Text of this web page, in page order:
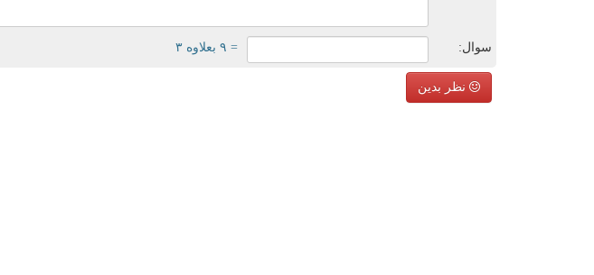
سوال: = ۹ بعلاوه ۳
نظر بدین